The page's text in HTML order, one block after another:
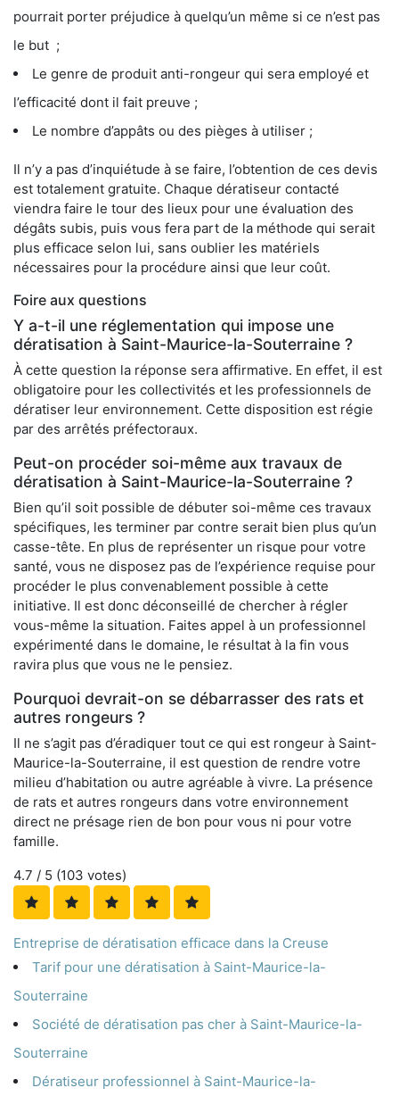
pourrait porter préjudice à quelqu’un même si ce n’est pas
le but ;
Le genre de produit anti-rongeur qui sera employé et
l’efficacité dont il fait preuve ;
Le nombre d’appâts ou des pièges à utiliser ;
Il n’y a pas d’inquiétude à se faire, l’obtention de ces devis
est totalement gratuite. Chaque dératiseur contacté
viendra faire le tour des lieux pour une évaluation des
dégâts subis, puis vous fera part de la méthode qui serait
plus efficace selon lui, sans oublier les matériels
nécessaires pour la procédure ainsi que leur coût.
Foire aux questions
Y a-t-il une réglementation qui impose une
dératisation à Saint-Maurice-la-Souterraine ?
À cette question la réponse sera affirmative. En effet, il est
obligatoire pour les collectivités et les professionnels de
dératiser leur environnement. Cette disposition est régie
par des arrêtés préfectoraux.
Peut-on procéder soi-même aux travaux de
dératisation à Saint-Maurice-la-Souterraine ?
Bien qu’il soit possible de débuter soi-même ces travaux
spécifiques, les terminer par contre serait bien plus qu’un
casse-tête. En plus de représenter un risque pour votre
santé, vous ne disposez pas de l’expérience requise pour
procéder le plus convenablement possible à cette
initiative. Il est donc déconseillé de chercher à régler
vous-même la situation. Faites appel à un professionnel
expérimenté dans le domaine, le résultat à la fin vous
ravira plus que vous ne le pensiez.
Pourquoi devrait-on se débarrasser des rats et
autres rongeurs ?
Il ne s’agit pas d’éradiquer tout ce qui est rongeur à Saint-
Maurice-la-Souterraine, il est question de rendre votre
milieu d’habitation ou autre agréable à vivre. La présence
de rats et autres rongeurs dans votre environnement
direct ne présage rien de bon pour vous ni pour votre
famille.
4.7 / 5 (103 votes)
Entreprise de dératisation efficace dans la Creuse
Tarif pour une dératisation à Saint-Maurice-la-
Souterraine
Société de dératisation pas cher à Saint-Maurice-la-
Souterraine
Dératiseur professionnel à Saint-Maurice-la-